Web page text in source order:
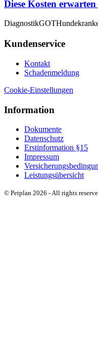
Diese Kosten
DiagnostikGOT
Kundenservice
Kontakt
Schadenmeldung
Cookie-Einstellungen
Information
Dokumente
Datenschutz
Erstinformation §15
Impressum
Leistungsübersicht
© Petplan 2026 - All rights